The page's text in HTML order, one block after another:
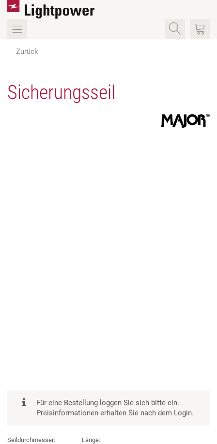
Zurück
Sicherungsseil
Für eine Bestellung loggen Sie sich bitte ein.
Preisinformationen erhalten Sie nach dem Login.
Seildurchmesser:
Länge: